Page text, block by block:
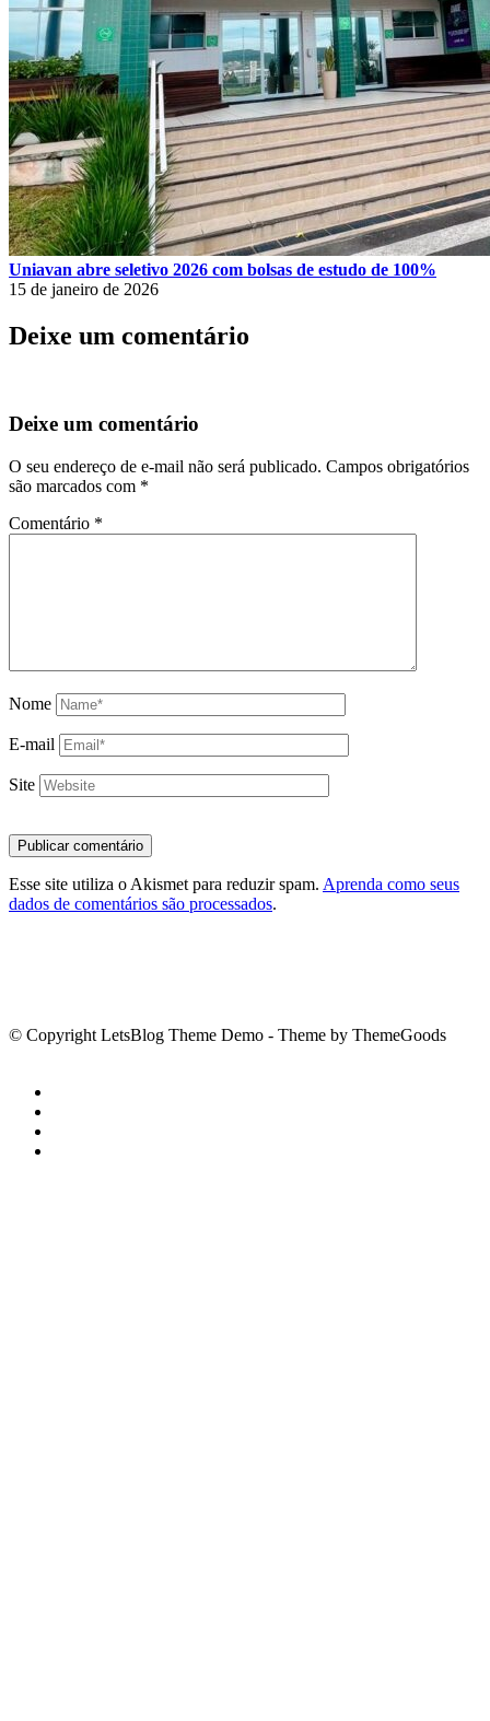
Uniavan abre seletivo 2026 com bolsas de estudo de 100%
15 de janeiro de 2026
Deixe um comentário
Deixe um comentário
O seu endereço de e-mail não será publicado. Campos obrigatórios
são marcados com *
Comentário *
Nome
E-mail
Site
Esse site utiliza o Akismet para reduzir spam. Aprenda como seus
dados de comentários são processados.
© Copyright LetsBlog Theme Demo - Theme by ThemeGoods